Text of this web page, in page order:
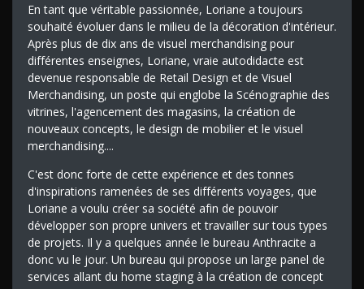
En tant que véritable passionnée, Loriane a toujours
souhaité évoluer dans le milieu de la décoration d'intérieur.
Après plus de dix ans de visuel merchandising pour
différentes enseignes, Loriane, vraie autodidacte est
devenue responsable de Retail Design et de Visuel
Merchandising, un poste qui englobe la Scénographie des
vitrines, l'agencement des magasins, la création de
nouveaux concepts, le design de mobilier et le visuel
merchandising....
C'est donc forte de cette expérience et des tonnes
d'inspirations ramenées de ses différents voyages, que
Loriane a voulu créer sa société afin de pouvoir
développer son propre univers et travailler sur tous types
de projets. Il y a quelques année le bureau Anthracite a
donc vu le jour. Un bureau qui propose un large panel de
services allant du home staging à la création de concept